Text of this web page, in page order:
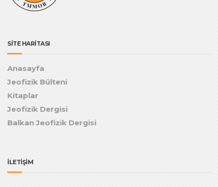
SİTE HARİTASI
Anasayfa
Jeofizik Bülteni
Kitaplar
Jeofizik Dergisi
Balkan Jeofizik Dergisi
İLETİŞİM